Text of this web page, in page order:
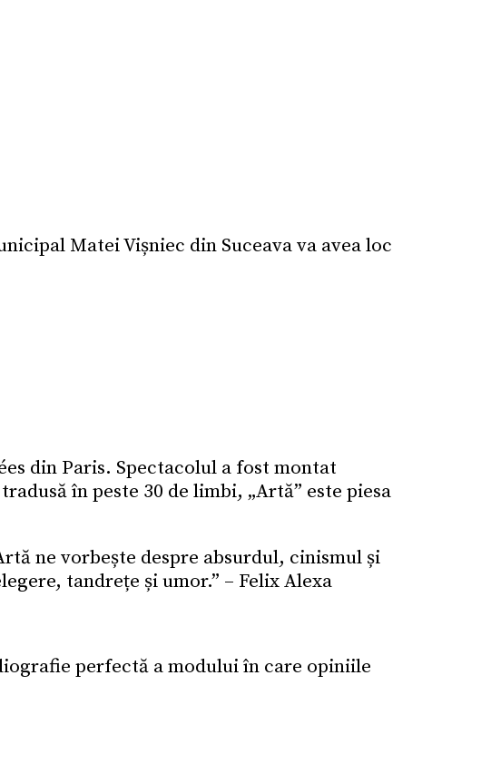
Matei Vișniec din Suceava va avea loc
din Paris. Spectacolul a fost montat
în peste 30 de limbi, „Artă” este piesa
ne vorbește despre absurdul, cinismul și
tandrețe și umor.” – Felix Alexa
perfectă a modului în care opiniile